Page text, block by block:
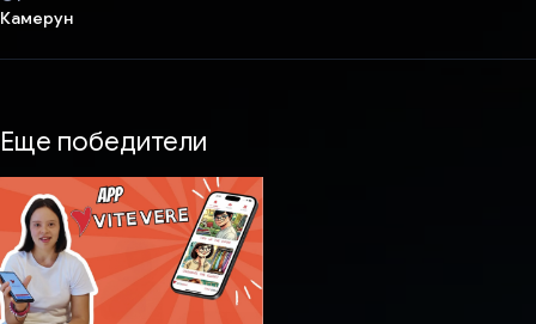
Камерун
Еще победители